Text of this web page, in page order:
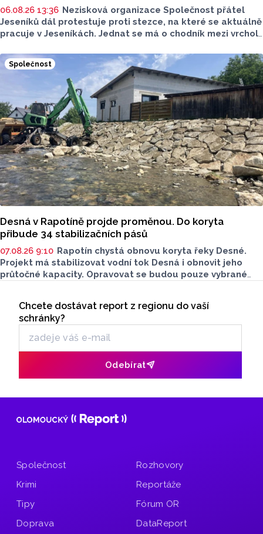
06.08.26 13:36 Nezisková organizace Společnost přátel
Jeseníků dál protestuje proti stezce, na které se aktuálně
pracuje v Jeseníkách. Jednat se má o chodník mezi vrcholy
chodníku se podle odborníků příroda jen poškodí, chodník
mezi vrcholy podle nich není nutný.
Společnost
Desná v Rapotíně projde proměnou. Do koryta
přibude 34 stabilizačních pásů
07.08.26 9:10 Rapotín chystá obnovu koryta řeky Desné.
Projekt má stabilizovat vodní tok Desná i obnovit jeho
průtočné kapacity. Opravovat se budou pouze vybrané
Odběr newsletteru
Chcete dostávat report z regionu do vaší
schránky?
Odebírat
Společnost
Krimi
Tipy
Doprava
Rozhovory
Reportáže
Fórum OR
DataReport